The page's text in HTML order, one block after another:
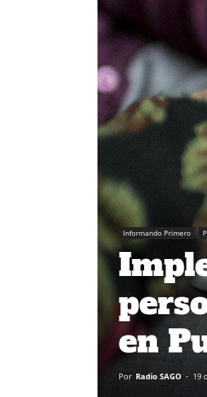
Informando Primero
en
Por Radio SAGO - 19